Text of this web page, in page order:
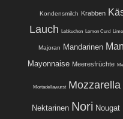
Kondensmilch Krabben
Lauch Lebkuchen Lemon Curd
Majoran Mandarinen
Mayonnaise Meeresfrüchte
Mortadellawurst Mozzarella
Nektarinen Nori Nougat